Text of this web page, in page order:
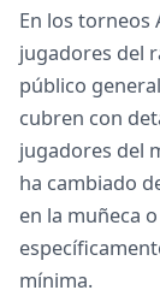
En los torneos
jugadores del
público
cubren con
jugadores del
ha cambiado
en la muñeca
mínima.